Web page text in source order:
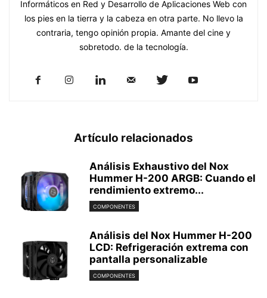
Informáticos en Red y Desarrollo de Aplicaciones Web con
los pies en la tierra y la cabeza en otra parte. No llevo la
contraria, tengo opinión propia. Amante del cine y
sobretodo. de la tecnología.
Artículo relacionados
Análisis Exhaustivo del Nox
Hummer H-200 ARGB: Cuando el
rendimiento extremo...
COMPONENTES
Análisis del Nox Hummer H-200
LCD: Refrigeración extrema con
pantalla personalizable
COMPONENTES